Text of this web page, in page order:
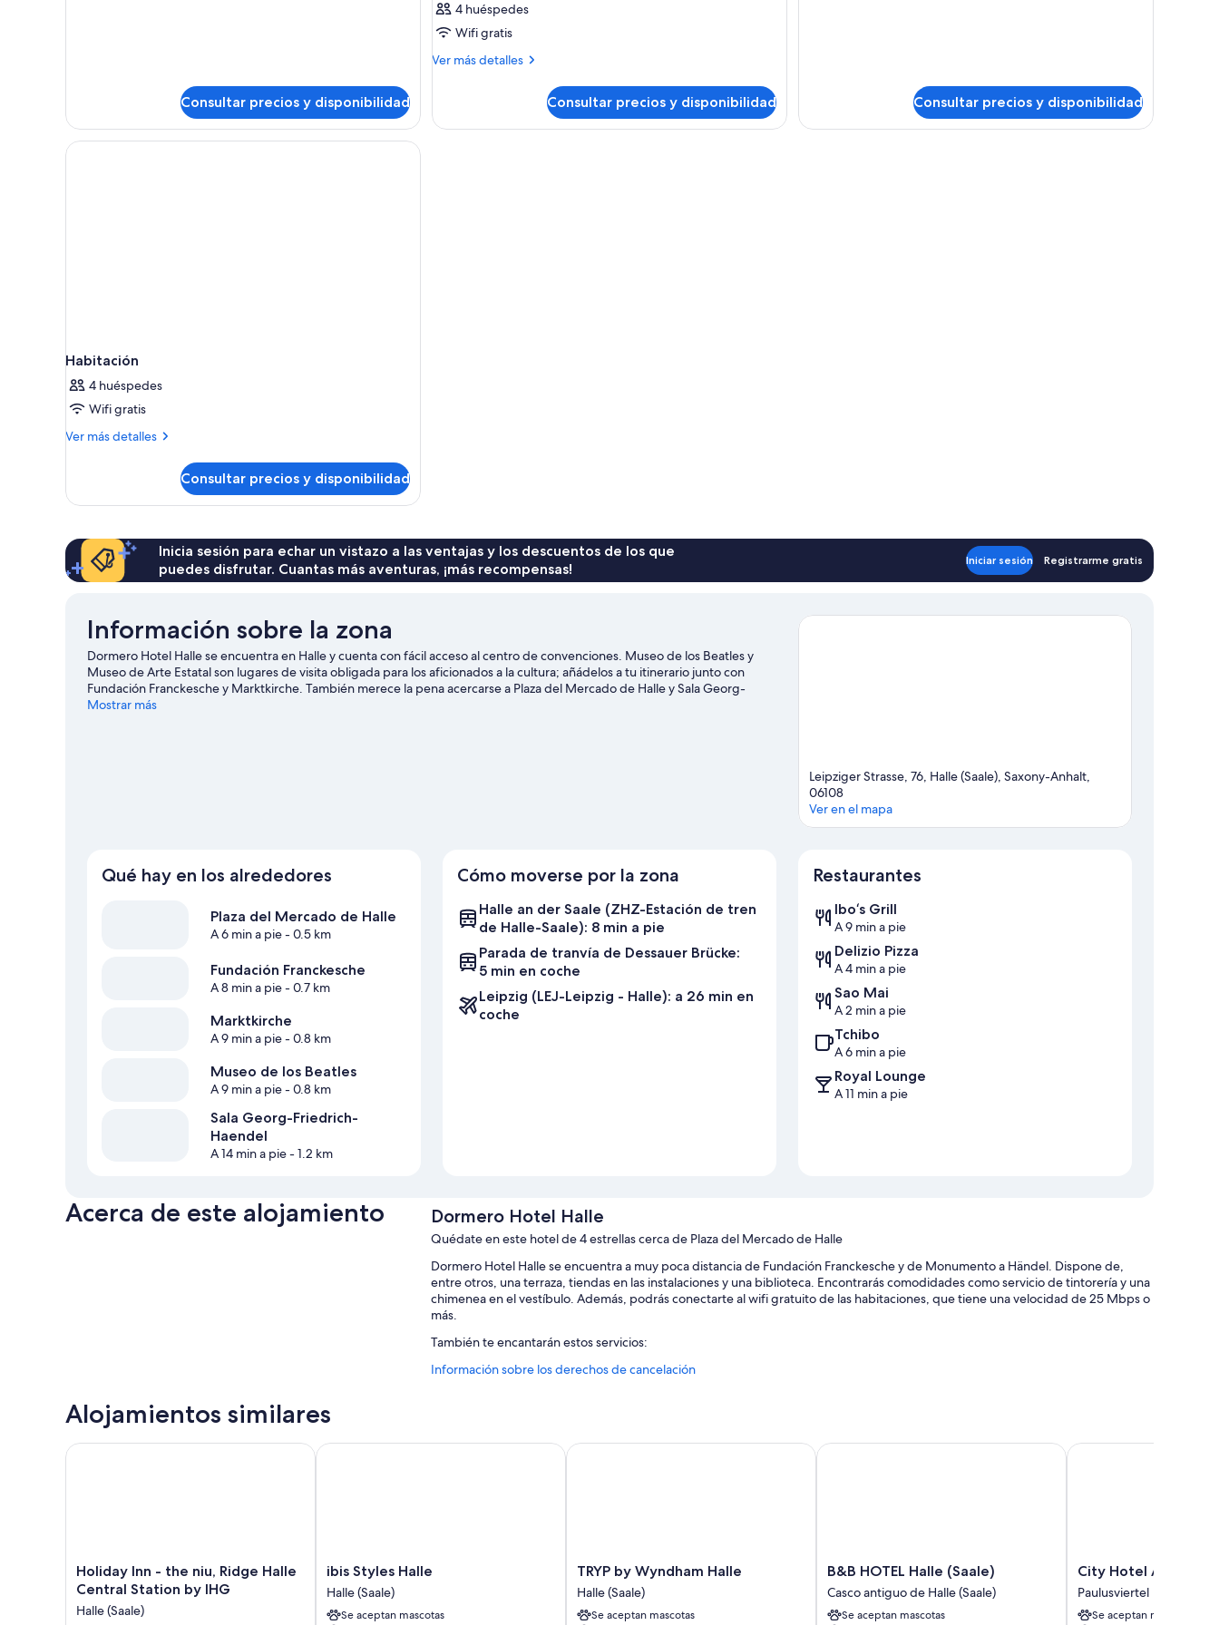
Consultar precios y disponibilidad
4 huéspedes
Wifi gratis
Ver más detalles
Más
Consultar precios y disponibilidad Consultar precios y disponibilidad
Habitación
4 huéspedes
Wifi gratis
Ver más detalles
Más
Consultar precios y disponibilidad
Inicia sesión para echar un vistazo a las ventajas y los descuentos de los que
puedes disfrutar. Cuantas más aventuras, ¡más recompensas!
Iniciar sesión Registrarme gratis
Información sobre la zona
Dormero Hotel Halle se encuentra en Halle y cuenta con fácil acceso al centro de convenciones. Museo de los Beatles y
Museo de Arte Estatal son lugares de visita obligada para los aficionados a la cultura; añádelos a tu itinerario junto con
Fundación Franckesche y Marktkirche. También merece la pena acercarse a Plaza del Mercado de Halle y Sala Georg-
Friedrich-Haendel. Practica tu swing en un campo de golf cercano, o disfruta de otras actividades al aire libre como el
Mostrar más
Leipziger Strasse, 76, Halle (Saale), Saxony-Anhalt,
06108
Ver en el mapa
Qué hay en los alrededores
Plaza del Mercado de Halle
A 6 min a pie- 0.5 km
Fundación Franckesche
A 8 min a pie- 0.7 km
Marktkirche
A 9 min a pie- 0.8 km
Museo de los Beatles
A 9 min a pie- 0.8 km
Sala Georg-Friedrich-
Haendel
A 14 min a pie- 1.2 km
Cómo moverse por la zona
Halle an der Saale (ZHZ-Estación de tren
de Halle-Saale): 8 min a pie
Parada de tranvía de Dessauer Brücke:
5 min en coche
Leipzig (LEJ-Leipzig - Halle): a 26 min en
coche
Restaurantes
Ibo‘s Grill
A 9 min a pie
Delizio Pizza
A 4 min a pie
Sao Mai
A 2 min a pie
Tchibo
A 6 min a pie
Royal Lounge
A 11 min a pie
Acerca de este alojamiento Dormero Hotel Halle
Quédate en este hotel de 4 estrellas cerca de Plaza del Mercado de Halle
Dormero Hotel Halle se encuentra a muy poca distancia de Fundación Franckesche y de Monumento a Händel. Dispone de,
entre otros, una terraza, tiendas en las instalaciones y una biblioteca. Encontrarás comodidades como servicio de tintorería y una
chimenea en el vestíbulo. Además, podrás conectarte al wifi gratuito de las habitaciones, que tiene una velocidad de 25 Mbps o
más.
También te encantarán estos servicios:
Desayuno bufé (de pago), servicio de registro de salida exprés y personal multilingüe
Los huéspedes suelen hablar bien de aspectos como la amabilidad del personal
Baños con duchas y artículos de higiene personal gratuitos
Televisiones de pantalla plana de 40 pulgadas con canales por satélite
Información sobre los derechos de cancelación
Alojamientos similares
Holiday
Inn
the
Holiday Inn - the niu, Ridge Halle
Central Station by IHG
Halle (Saale)
Holiday Inn - the niu, Ridge Halle Central Station by IHG
ibis
Styles
Halle
Halle
ibis Styles Halle
Halle (Saale)
Se aceptan mascotas
ibis Styles Halle
TRYP
by
Wyndham
Halle
TRYP by Wyndham Halle
Halle (Saale)
Se aceptan mascotas
TRYP by Wyndham Halle
B&B
HOTEL
Halle
(Saale)
B&B HOTEL Halle (Saale)
Casco antiguo de Halle (Saale)
Se aceptan mascotas
B&B HOTEL Halle (Saale)
City
Hotel
Am
Wasserturm
City Hotel Am
Paulusviertel
Se aceptan mascotas
City Hotel Am